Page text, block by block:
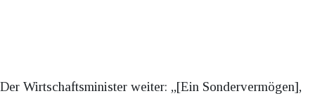
Der Wirtschaftsminister weiter: „[Ein Sondervermögen],